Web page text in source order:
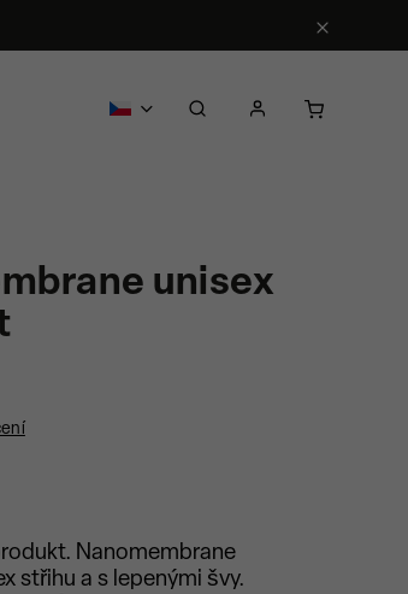
o nás prodejci
unisex
Nanomembrane
střihu a s lepenými švy.